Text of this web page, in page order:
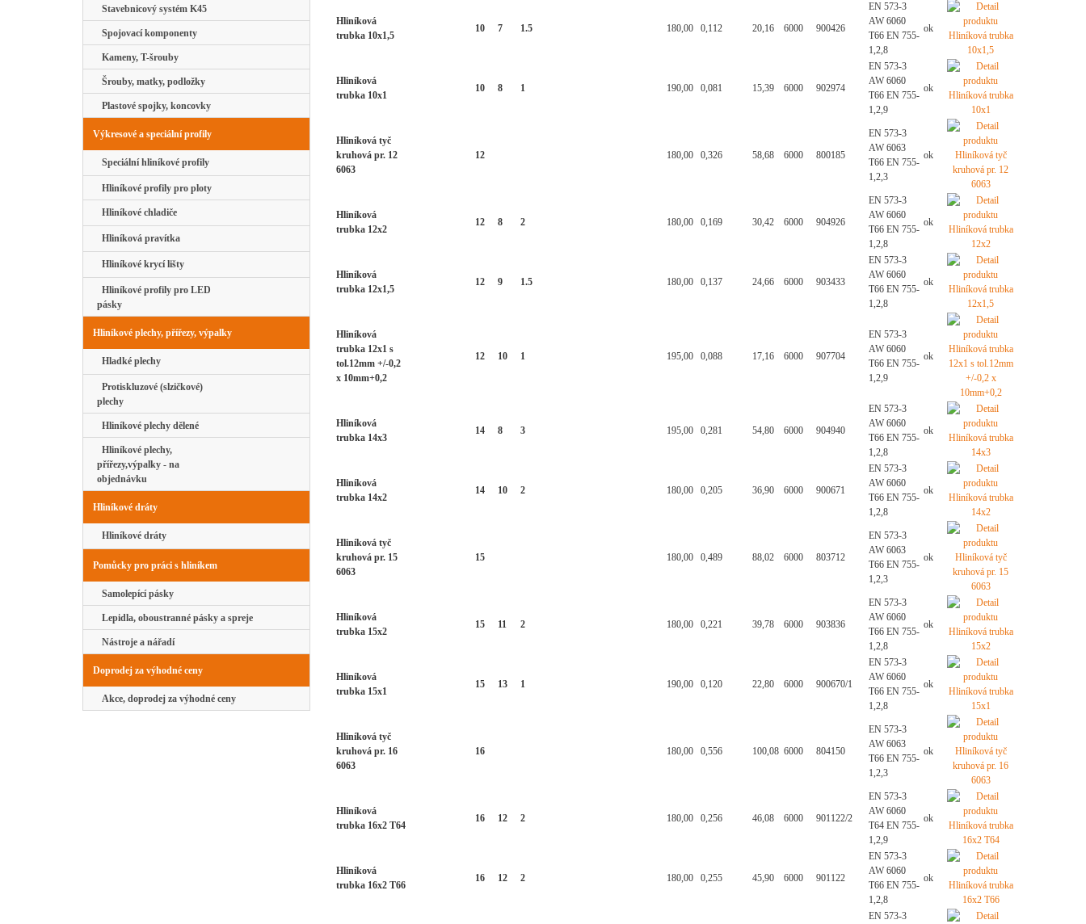
Stavebnicový systém K45
Spojovací komponenty
Kameny, T-šrouby
Šrouby, matky, podložky
Plastové spojky, koncovky
Výkresové a speciální profily
Speciální hliníkové profily
Hliníkové profily pro ploty
Hliníkové chladiče
Hliníková pravítka
Hliníkové krycí lišty
Hliníkové profily pro LED
pásky
Hliníkové plechy, přířezy, výpalky
Hladké plechy
Protiskluzové (slzičkové)
plechy
Hliníkové plechy dělené
Hliníkové plechy,
přířezy,výpalky - na
objednávku
Hliníkové dráty
Hliníkové dráty
Pomůcky pro práci s hliníkem
Samolepící pásky
Lepidla, oboustranné pásky a spreje
Nástroje a nářadí
Doprodej za výhodné ceny
Akce, doprodej za výhodné ceny
Hliníková
trubka 10x1,5
10 7 1.5 180,00 0,112 20,16 6000 900426
EN 573-3
AW 6060
T66 EN 755-
1,2,8
ok
Hliníková
trubka 10x1
10 8 1 190,00 0,081 15,39 6000 902974
EN 573-3
AW 6060
T66 EN 755-
1,2,9
ok
Hliníková tyč
kruhová pr. 12
6063
12 180,00 0,326 58,68 6000 800185
EN 573-3
AW 6063
T66 EN 755-
1,2,3
ok
Hliníková
trubka 12x2
12 8 2 180,00 0,169 30,42 6000 904926
EN 573-3
AW 6060
T66 EN 755-
1,2,8
ok
Hliníková
trubka 12x1,5
12 9 1.5 180,00 0,137 24,66 6000 903433
EN 573-3
AW 6060
T66 EN 755-
1,2,8
ok
Hliníková
trubka 12x1 s
tol.12mm +/-0,2
x 10mm+0,2
12 10 1 195,00 0,088 17,16 6000 907704
EN 573-3
AW 6060
T66 EN 755-
1,2,9
ok
Hliníková
trubka 14x3
14 8 3 195,00 0,281 54,80 6000 904940
EN 573-3
AW 6060
T66 EN 755-
1,2,8
ok
Hliníková
trubka 14x2
14 10 2 180,00 0,205 36,90 6000 900671
EN 573-3
AW 6060
T66 EN 755-
1,2,8
ok
Hliníková tyč
kruhová pr. 15
6063
15 180,00 0,489 88,02 6000 803712
EN 573-3
AW 6063
T66 EN 755-
1,2,3
ok
Hliníková
trubka 15x2
15 11 2 180,00 0,221 39,78 6000 903836
EN 573-3
AW 6060
T66 EN 755-
1,2,8
ok
Hliníková
trubka 15x1
15 13 1 190,00 0,120 22,80 6000 900670/1
EN 573-3
AW 6060
T66 EN 755-
1,2,8
ok
Hliníková tyč
kruhová pr. 16
6063
16 180,00 0,556 100,08 6000 804150
EN 573-3
AW 6063
T66 EN 755-
1,2,3
ok
Hliníková
trubka 16x2 T64
16 12 2 180,00 0,256 46,08 6000 901122/2
EN 573-3
AW 6060
T64 EN 755-
1,2,9
ok
Hliníková
trubka 16x2 T66
16 12 2 180,00 0,255 45,90 6000 901122
EN 573-3
AW 6060
T66 EN 755-
1,2,8
ok
EN 573-3